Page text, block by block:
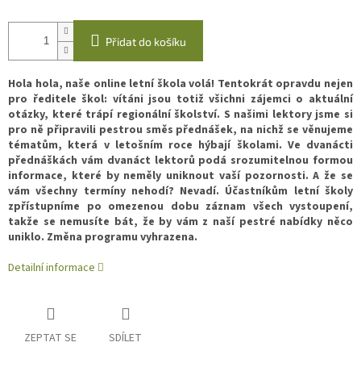
cena:
Přidat do košíku
Hola hola, naše online letní škola volá! Tentokrát opravdu nejen
pro ředitele škol: vítáni jsou totiž všichni zájemci o aktuální
otázky, které trápí regionální školství. S našimi lektory jsme si
pro ně připravili pestrou směs přednášek, na nichž se věnujeme
tématům, která v letošním roce hýbají školami. Ve dvanácti
přednáškách vám dvanáct lektorů podá srozumitelnou formou
informace, které by neměly uniknout vaší pozornosti. A že se
vám všechny termíny nehodí? Nevadí. Účastníkům letní školy
zpřístupníme po omezenou dobu záznam všech vystoupení,
takže se nemusíte bát, že by vám z naší pestré nabídky něco
uniklo. Změna programu vyhrazena.
Detailní informace
ZEPTAT SE SDÍLET